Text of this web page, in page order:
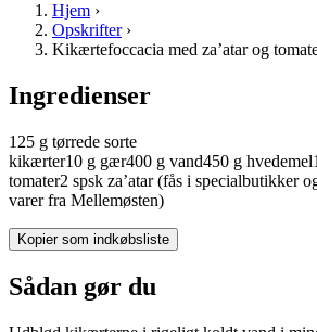
Hjem ›
Opskrifter›
Kikærtefoccacia med za’atar og
Ingredienser
125 g tørrede sorte
kikærter10 g gær400 g vand450 g hvedemel
tomater2 spsk za’atar (fås i specialbutikker
varer fra Mellemøsten)
Kopier som indkøbsliste
Sådan gør du